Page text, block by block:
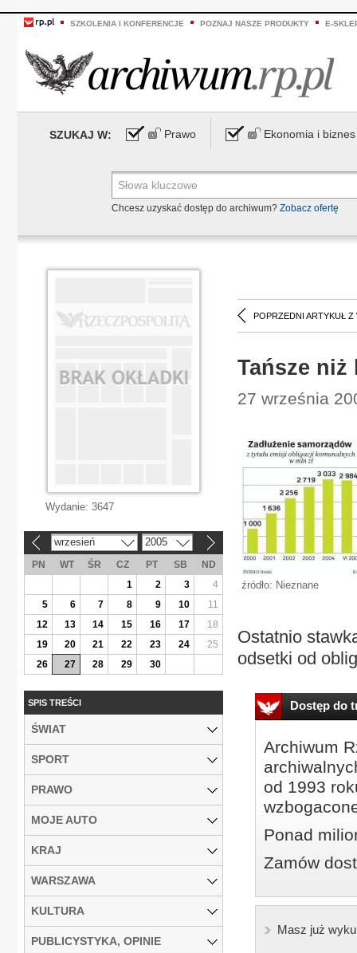
SZKOLENIA I KONFERENCJE POZNAJ NASZE PRODUKTY E-
SZUKAJ W: Prawo Ekonomia i biznes
Chcesz uzyskać dostęp do archiwum? Zobacz ofertę
POPRZEDNI ARTYKUŁ Z
Tańsze niż
27 września
źródło: Nieznane
Ostatnio
odsetki od
Dostęp do
Archiwum
od 1993
Ponad
Zamów
Masz już
Wydanie: 3647
wrzesień 2005
PN WT ŚR CZ PT SB
ND
1
2 3
4
5
6 7 8 9 10
11
12
13 14 15 16 17
18
19
20 21 22 23 24
25
26
27 28 29 30
SPIS TREŚCI
ŚWIAT
SPORT
PRAWO
MOJE AUTO
KRAJ
WARSZAWA
KULTURA
PUBLICYSTYKA, OPINIE